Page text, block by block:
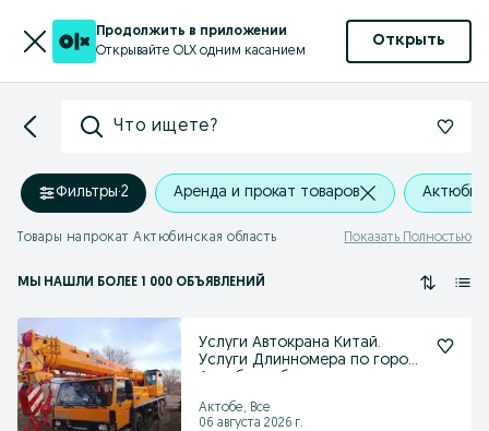
Продолжить в приложении
Открывайте OLX одним касанием
Открыть
Что ищете?
Фильтры·2 Аренда и прокат товаров
Товары напрокат Актюбинская область Показать Полностью
МЫ НАШЛИ БОЛЕЕ 1 000 ОБЪЯВЛЕНИЙ
Услуги Автокрана Китай.
Услуги Длинномера по городу
Актобе, Все
06 августа 2026 г.